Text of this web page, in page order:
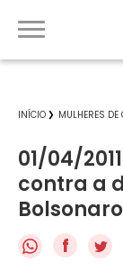
INÍCIO MULHERES DE
01/04/
contra a
Bolsonaro
f